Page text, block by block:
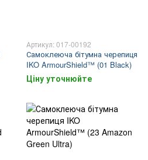
Артикул: 017-00192
Самоклеюча бітумна черепиця
IKO ArmourShield™ (01 Black)
Ціну уточнюйте